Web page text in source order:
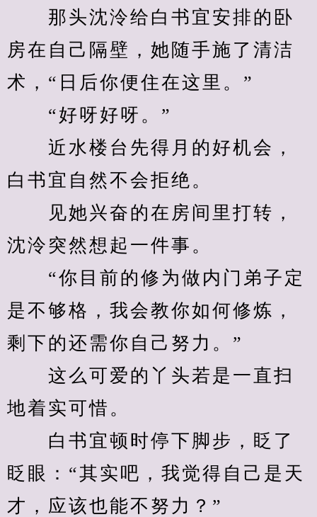
那头沈泠给白书宜安排的卧
房在自己隔壁，她随手施了清洁
术，“日后你便住在这里。”
“好呀好呀。”
近水楼台先得月的好机会，
白书宜自然不会拒绝。
见她兴奋的在房间里打转，
沈泠突然想起一件事。
“你目前的修为做内门弟子定
是不够格，我会教你如何修炼，
剩下的还需你自己努力。”
这么可爱的丫头若是一直扫
地着实可惜。
白书宜顿时停下脚步，眨了
眨眼：“其实吧，我觉得自己是天
才，应该也能不努力？”